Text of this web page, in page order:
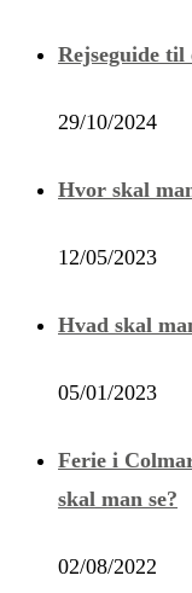
Rejseguide
29/10/2024
Hvor skal
12/05/2023
Hvad skal
05/01/2023
Ferie i
skal man se?
02/08/2022